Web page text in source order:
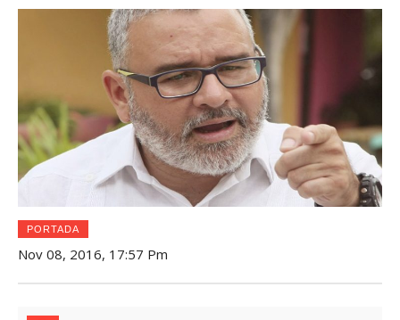
PORTADA
Nov 08, 2016, 17:57 Pm